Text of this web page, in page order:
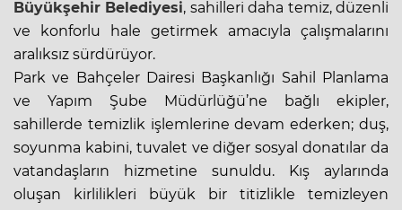
Büyükşehir Belediyesi, sahil leri daha temiz, düzenli
ve konforlu hale getirmek amacıyla çalışmalarını
aralıksız sürdürüyor.
Park ve Bahçeler Dairesi Başkanlığı Sahil Planlama
ve Yapım Şube Müdürlüğü’ne bağlı ekipler,
sahillerde temizlik işlemlerine devam ederken; duş,
soyunma kabini, tuvalet ve diğer sosyal donatılar da
vatandaşların hizmetine sunuldu. Kış aylarında
oluşan kirlilikleri büyük bir titizlikle temizleyen